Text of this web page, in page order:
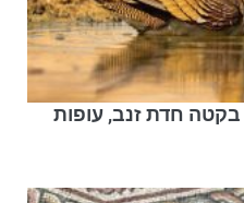
בקטה חדת זנב, עופות